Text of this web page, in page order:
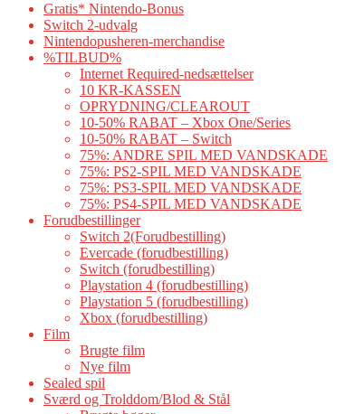
Gratis* Nintendo-Bonus
Switch 2-udvalg
Nintendopusheren-merchandise
%TILBUD%
Internet Required-nedsættelser
10 KR-KASSEN
OPRYDNING/CLEAROUT
10-50% RABAT – Xbox One/Series
10-50% RABAT – Switch
75%: ANDRE SPIL MED VANDSKADE
75%: PS2-SPIL MED VANDSKADE
75%: PS3-SPIL MED VANDSKADE
75%: PS4-SPIL MED VANDSKADE
Forudbestillinger
Switch 2(Forudbestilling)
Evercade (forudbestilling)
Switch (forudbestilling)
Playstation 4 (forudbestilling)
Playstation 5 (forudbestilling)
Xbox (forudbestilling)
Film
Brugte film
Nye film
Sealed spil
Sværd og Trolddom/Blod & Stål